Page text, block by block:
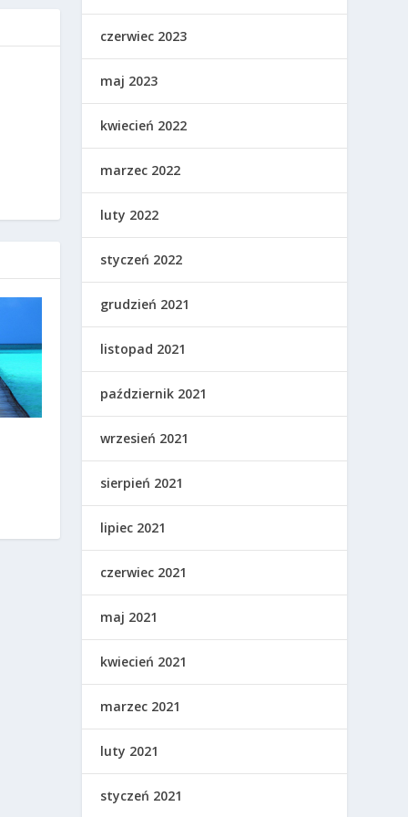
czerwiec 2023
maj 2023
kwiecień 2022
marzec 2022
luty 2022
styczeń 2022
grudzień 2021
listopad 2021
październik 2021
wrzesień 2021
sierpień 2021
lipiec 2021
czerwiec 2021
maj 2021
kwiecień 2021
marzec 2021
luty 2021
styczeń 2021